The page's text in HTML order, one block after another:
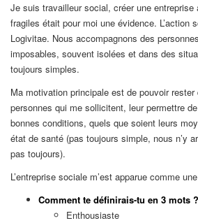
Je suis travailleur social, créer une entreprise
fragiles était pour moi une évidence. L’action
Logivitae. Nous accompagnons des
imposables, souvent isolées et dans des
toujours simples.
Ma motivation principale est de pouvoir
personnes qui me sollicitent, leur permettre
bonnes conditions, quels que soient leurs
état de santé (pas toujours simple, nous n’y
pas toujours).
L’entreprise sociale m’est apparue comme
Comment te définirais-tu en 3 mots ?
Enthousiaste